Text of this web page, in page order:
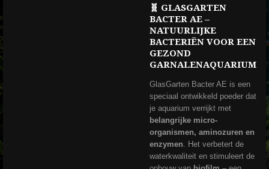
🧬 GLASGARTEN
BACTER AE –
NATUURLIJKE
BACTERIËN VOOR EEN
GEZOND
GARNALENAQUARIUM
GlasGarten Bacter AE is een
speciaal ontwikkeld poeder dat
je aquarium verrijkt met
belangrijke micro-
organismen, aminozuren en
enzymen . Het verbetert de
waterkwaliteit en stimuleert de